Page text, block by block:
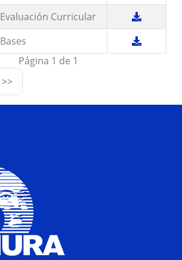
Evaluación Curricular
Bases
Página 1 de 1
>>